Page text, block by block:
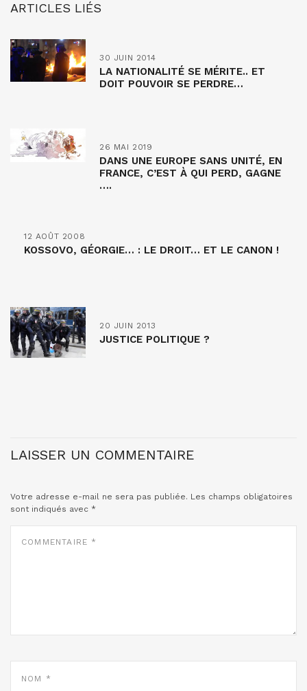
ARTICLES LIÉS
30 JUIN 2014
LA NATIONALITÉ SE MÉRITE.. ET
DOIT POUVOIR SE PERDRE…
26 MAI 2019
DANS UNE EUROPE SANS UNITÉ, EN
FRANCE, C’EST À QUI PERD, GAGNE
….
12 AOÛT 2008
KOSSOVO, GÉORGIE… : LE DROIT… ET LE CANON !
20 JUIN 2013
JUSTICE POLITIQUE ?
LAISSER UN COMMENTAIRE
Votre adresse e-mail ne sera pas publiée. Les champs obligatoires
sont indiqués avec *